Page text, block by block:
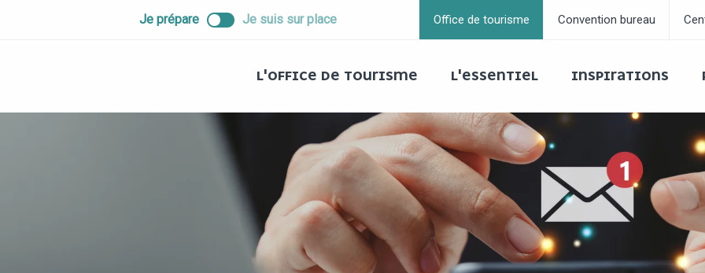
Je prépare Je suis sur place Office de tourisme Convention bureau
L'OFFICE DE TOURISME L'ESSENTIEL INSPIRATIONS